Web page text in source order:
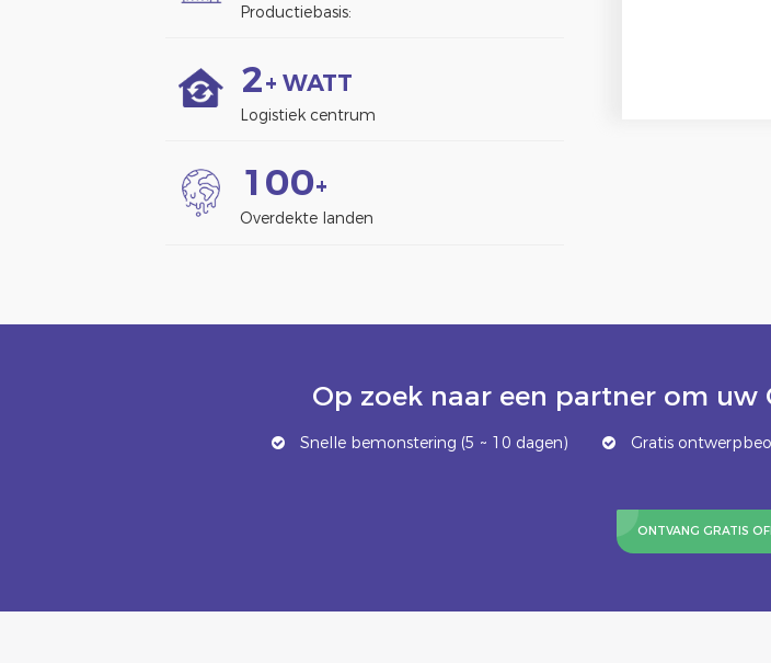
Productiebasis:
2+ WATT
Logistiek centrum
1 00+
Overdekte landen
Op zoek naar een partner om uw
Snelle bemonstering (5 ~ 10 dagen) Gratis
ONTVANG GRATIS